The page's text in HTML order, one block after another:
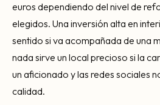
euros dependiendo del nivel de
elegidos. Una inversión alta en
sentido si va acompañada de una
nada sirve un local precioso si la
un aficionado y las redes sociales
calidad.